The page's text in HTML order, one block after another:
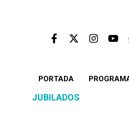
PORTADA
JUBILADOS